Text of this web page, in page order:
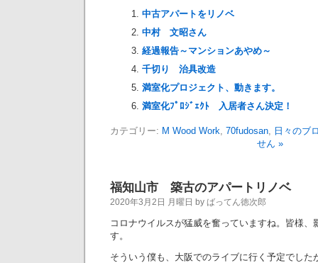
中古アパートをリノベ
中村 文昭さん
経過報告～マンションあやめ～
千切り 治具改造
満室化プロジェクト、動きます。
満室化ﾌﾟﾛｼﾞｪｸﾄ 入居者さん決定！
カテゴリー: M Wood Work, 70fudosan, 日々のブ
せん »
福知山市 築古のアパートリノベ
2020年3月2日 月曜日 by ばってん徳次郎
コロナウイルスが猛威を奮っていますね。皆様、
す。
そういう僕も、大阪でのライブに行く予定でした